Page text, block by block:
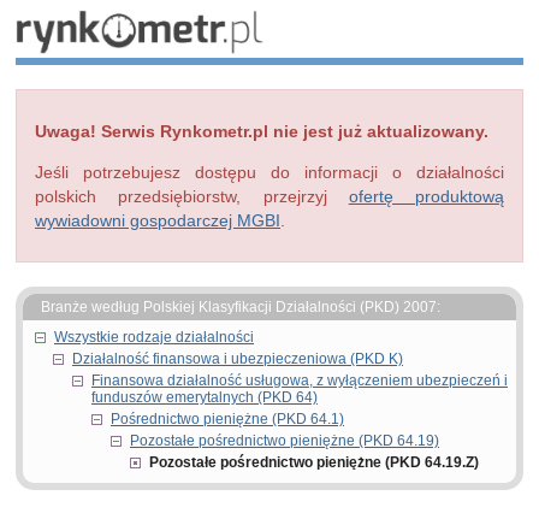
Uwaga! Serwis Rynkometr.pl nie jest już aktualizowany.
Jeśli potrzebujesz dostępu do informacji o działalności
polskich przedsiębiorstw, przejrzyj ofertę produktową
wywiadowni gospodarczej MGBI
Branże według Polskiej Klasyfikacji Działalności (PKD) 2007:
Wszystkie rodzaje działalności
Działalność finansowa i ubezpieczeniowa (PKD K)
Finansowa działalność usługowa, z wyłączeniem ubezpieczeń i
funduszów emerytalnych (PKD 64)
Pośrednictwo pieniężne (PKD 64.1)
Pozostałe pośrednictwo pieniężne (PKD 64.19)
Pozostałe pośrednictwo pieniężne (PKD 64.19.Z)